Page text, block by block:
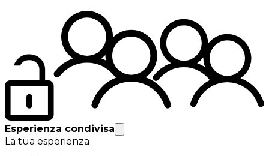
Esperienza condivisa
La tua esperienza